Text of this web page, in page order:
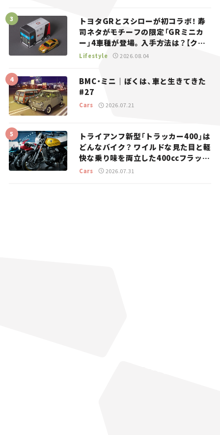
トヨタGRとスシローが初コラボ！ 寿
司ネタがモチーフの限定「GRミニカ
ー」4車種が登場。入手方法は？【クル
マとホビー】
Lifestyle 2026.08.04
BMC・ミニ｜ぼくは、車と生きてきた
#27
Cars 2026.07.21
トライアンフ新型「トラッカー400」は
どんなバイク？ ワイルドな見た目と軽
快な乗り味を両立した400ccフラット
トラッカー【試乗レビュー】
Cars 2026.07.31